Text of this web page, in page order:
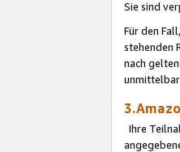
Sie sind
Für den
stehenden
nach
unmittelbar
Ihre